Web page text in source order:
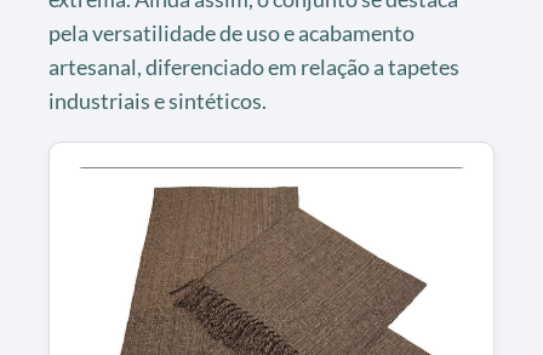
pela versatilidade de uso e acabamento
artesanal, diferenciado em relação a tapetes
industriais e sintéticos.